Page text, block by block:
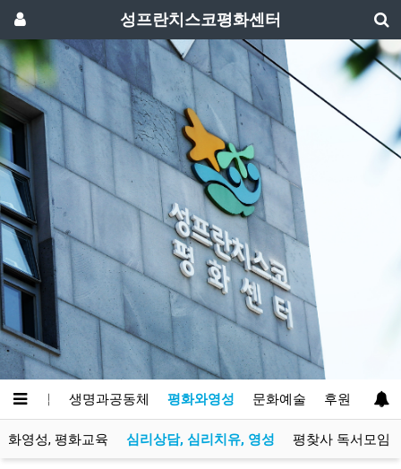
성프란치스코평화센터
알림 생명과공동체 평화와영성 문화예술 후원 방
화영성, 평화교육 심리상담, 심리치유, 영성 평찾사 독서모임